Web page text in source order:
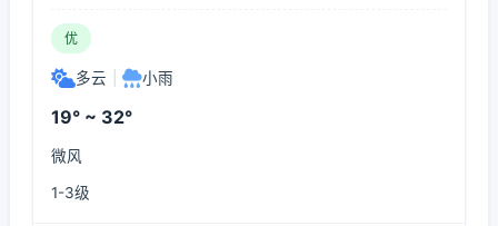
优
多云 小雨
19° ~ 32°
微风
1-3级